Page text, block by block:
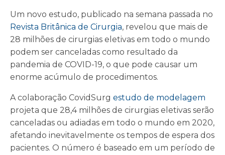
Um novo estudo, publicado na semana passada no
Revista Britânica de Cirurgia, revelou que mais de
28 milhões de cirurgias eletivas em todo o mundo
podem ser canceladas como resultado da
pandemia de COVID-19, o que pode causar um
enorme acúmulo de procedimentos.
A colaboração CovidSurg estudo de modelagem
projeta que 28,4 milhões de cirurgias eletivas serão
canceladas ou adiadas em todo o mundo em 2020,
afetando inevitavelmente os tempos de espera dos
pacientes. O número é baseado em um período de